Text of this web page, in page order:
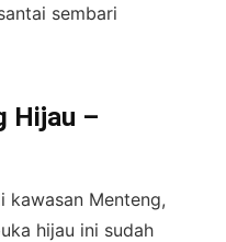
sembari
Hijau –
kawasan Menteng,
hijau ini sudah